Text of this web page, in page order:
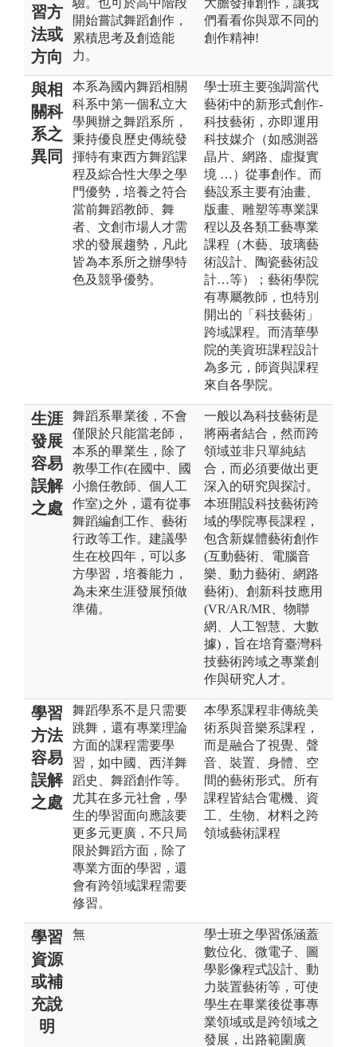
習方
法或
方向
開始嘗試舞蹈創作，
累積思考及創造能
力。
們看看你與眾不同的
創作精神!
與相
關科
系之
異同
本系為國內舞蹈相關
科系中第一個私立大
學興辦之舞蹈系所，
秉持優良歷史傳統發
揮特有東西方舞蹈課
程及綜合性大學之學
門優勢，培養之符合
當前舞蹈教師、舞
者、文創市場人才需
求的發展趨勢，凡此
皆為本系所之辦學特
色及競爭優勢。
學士班主要強調當代
藝術中的新形式創作-
科技藝術，亦即運用
科技媒介（如感測器
晶片、網路、虛擬實
境 …）從事創作。而
藝設系主要有油畫、
版畫、雕塑等專業課
程以及各類工藝專業
課程（木藝、玻璃藝
術設計、陶瓷藝術設
計…等）；藝術學院
有專屬教師，也特別
開出的「科技藝術」
跨域課程。而清華學
院的美資班課程設計
為多元，師資與課程
來自各學院。
生涯
發展
容易
誤解
之處
舞蹈系畢業後，不會
僅限於只能當老師，
本系的畢業生，除了
教學工作(在國中、國
小擔任教師、個人工
作室)之外，還有從事
舞蹈編創工作、藝術
行政等工作。建議學
生在校四年，可以多
方學習，培養能力，
為未來生涯發展預做
準備。
一般以為科技藝術是
將兩者結合，然而跨
領域並非只單純結
合，而必須要做出更
深入的研究與探討。
本班開設科技藝術跨
域的學院專長課程，
包含新媒體藝術創作
(互動藝術、電腦音
樂、動力藝術、網路
藝術)、創新科技應用
(VR/AR/MR、物聯
網、人工智慧、大數
據)，旨在培育臺灣科
技藝術跨域之專業創
作與研究人才。
學習
方法
容易
誤解
之處
舞蹈學系不是只需要
跳舞，還有專業理論
方面的課程需要學
習，如中國、西洋舞
蹈史、舞蹈創作等。
尤其在多元社會，學
生的學習面向應該要
更多元更廣，不只局
限於舞蹈方面，除了
專業方面的學習，還
會有跨領域課程需要
修習。
本學系課程非傳統美
術系與音樂系課程，
而是融合了視覺、聲
音、裝置、身體、空
間的藝術形式。所有
課程皆結合電機、資
工、生物、材料之跨
領域藝術課程
學習
資源
或補
充說
明
無
學士班之學習係涵蓋
數位化、微電子、圖
學影像程式設計、動
力裝置藝術等，可使
學生在畢業後從事專
業領域或是跨領域之
發展，出路範圍廣